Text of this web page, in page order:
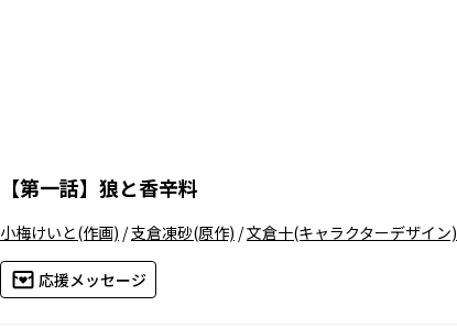
【第一話】 狼と香辛料
小梅けいと(作画) /支倉凍砂(原作) /文倉十(キャラクターデザイン)
応援メッセージ